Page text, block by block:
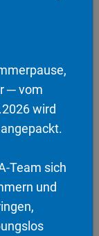
─ vom
wird
Team sich
und